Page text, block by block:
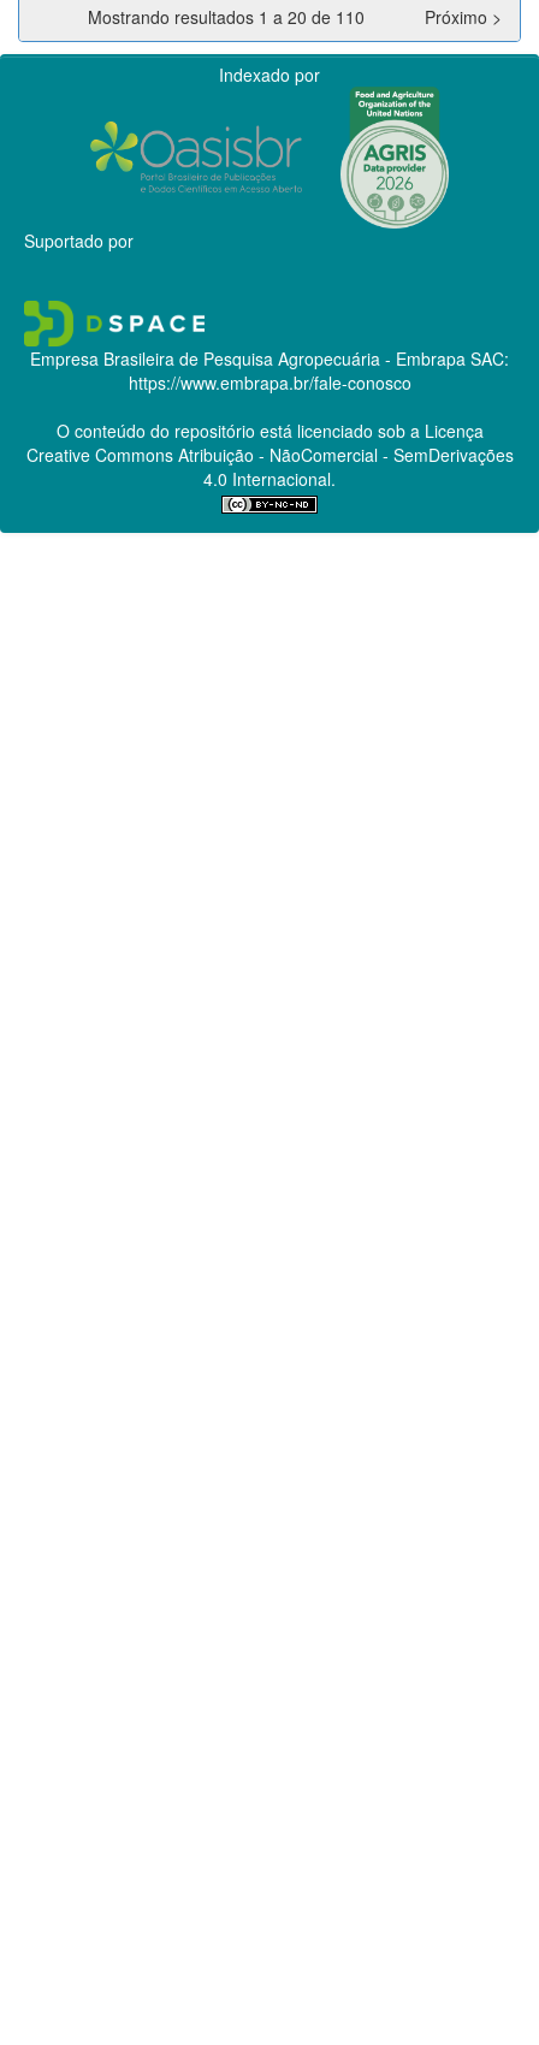
Mostrando resultados 1 a 20 de 110 Próximo >
Indexado por
Suportado por
Empresa Brasileira de Pesquisa Agropecuária - Embrapa SAC:
https://www.embrapa.br/fale-conosco
O conteúdo do repositório está licenciado sob a Licença
Creative CommonsAtribuição - NãoComercial - SemDerivações
4.0 Internacional.